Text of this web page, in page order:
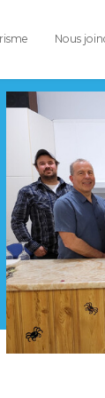
Nous